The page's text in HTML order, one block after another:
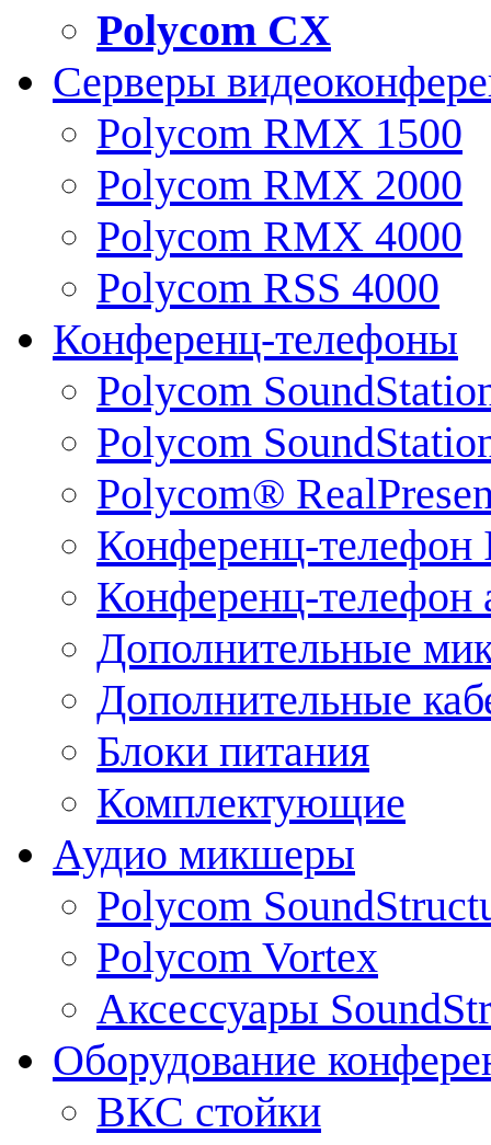
Polycom CX
Серверы
Polycom RMX 1500
Polycom RMX 2000
Polycom RMX 4000
Polycom RSS 4000
Конференц-телефоны
Polycom
Polycom
Polycom®
Конференц-телефон
Конференц-телефон
Дополнительные
Дополнительные
Блоки питания
Комплектующие
Аудио микшеры
Polycom
Polycom Vortex
Аксессуары
Оборудование
ВКС стойки